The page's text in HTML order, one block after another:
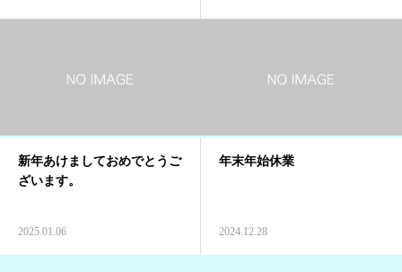
新年あけましておめでとうご
ざいます。
2025.01.06
年末年始休業
2024.12.28